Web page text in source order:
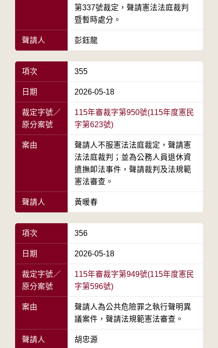
第337號裁定，聲請憲法法庭裁判
暨暫時處分。
聲請人 彭鈺龍
項次 355
日期 2026-05-18
裁定字號／
原分案號
115年審裁字第950號(115年度憲民
字第623號)
案由
聲請人不服憲法法庭裁定，聲請憲
法法庭裁判；並為公務人員退休資
遣撫卹法事件，聲請裁判及法規範
憲法審查。
聲請人 黃暖春
項次 356
日期 2026-05-18
裁定字號／
原分案號
115年審裁字第949號(115年度憲民
字第596號)
案由
聲請人為公共危險罪之執行聲明異
議案件，聲請法規範憲法審查。
聲請人 胡忠源